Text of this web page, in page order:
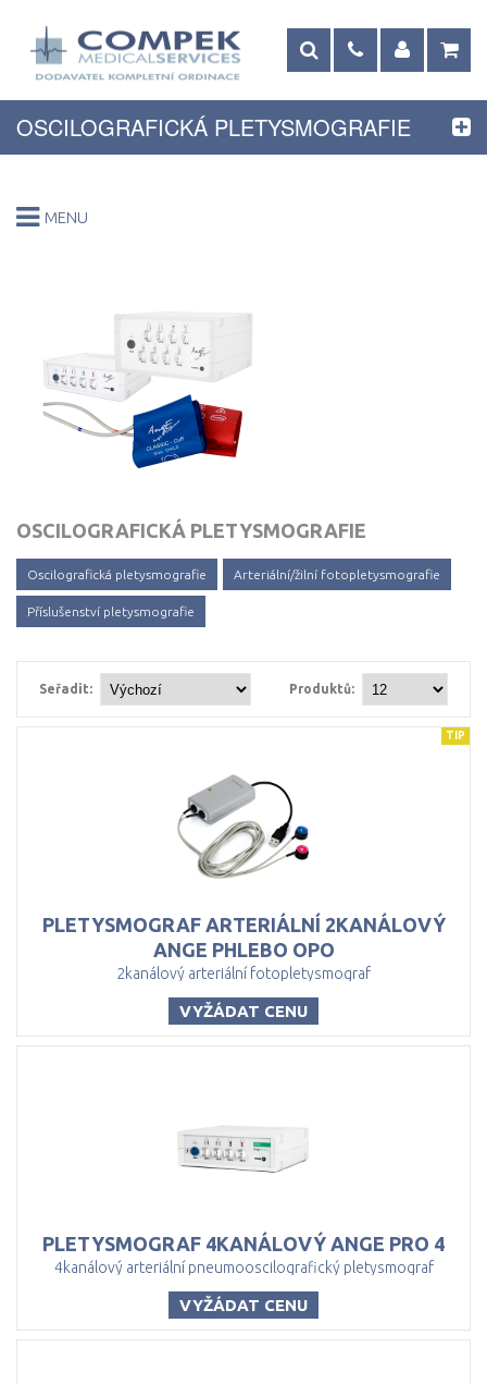
OSCILOGRAFICKÁ PLETYSMOGRAFIE
OSCILOGRAFICKÁ PLETYSMOGRAFIE
Oscilografická pletysmografie Arteriální/žilní fotopletysmografie
Příslušenství pletysmografie
Seřadit: Produktů:
PLETYSMOGRAF ARTERIÁLNÍ 2KANÁLOVÝ
ANGE PHLEBO OPO
2kanálový arteriální fotopletysmograf
VYŽÁDAT CENU
TIP
PLETYSMOGRAF 4KANÁLOVÝ ANGE PRO 4
4kanálový arteriální pneumooscilografický pletysmograf
VYŽÁDAT CENU
MENU